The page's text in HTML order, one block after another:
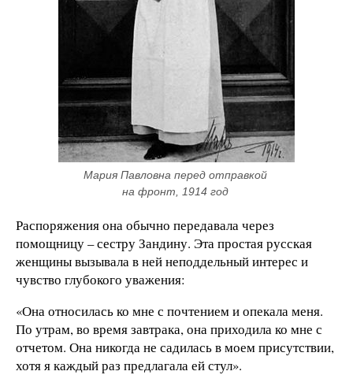
Мария Павловна перед отправкой
на фронт, 1914 год
Распоряжения она обычно передавала через
помощницу – сестру Зандину. Эта простая русская
женщины вызывала в ней неподдельный интерес и
чувство глубокого уважения:
«Она относилась ко мне с почтением и опекала меня.
По утрам, во время завтрака, она приходила ко мне с
отчетом. Она никогда не садилась в моем присутствии,
хотя я каждый раз предлагала ей стул».